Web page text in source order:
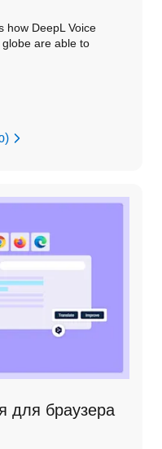
how DeepL Voice
are able to
для браузера